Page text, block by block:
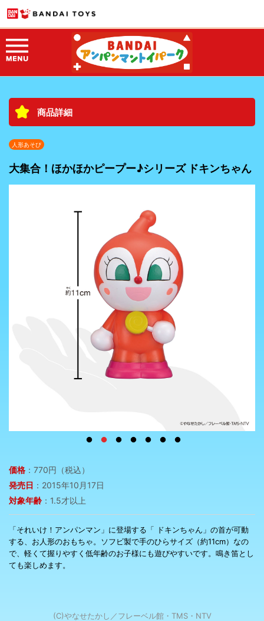
商品詳細
人形あそび
大集合！ほかほかピープー♪シリーズ ドキンちゃん
価格 ：770円（税込）
発売日 ：2015年10月17日
対象年齢 ：1.5才以上
「それいけ！アンパンマン」に登場する「 ドキンちゃん」の首が可動
する、お人形のおもちゃ。ソフビ製で手のひらサイズ（約11cm）なの
で、軽くて握りやすく低年齢のお子様にも遊びやすいです。鳴き笛とし
ても楽しめます。
(C)やなせたかし／フレーベル館・TMS・NTV